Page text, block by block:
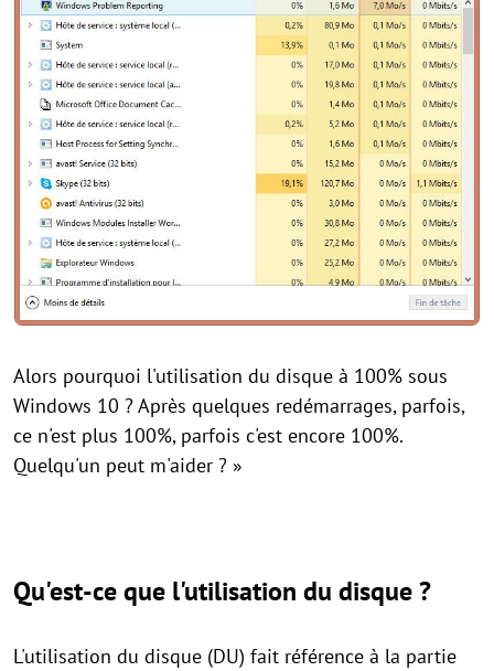
Alors pourquoi l'utilisation du disque à 100% sous
Windows 10 ? Après quelques redémarrages, parfois,
ce n'est plus 100%, parfois c'est encore 100%.
Quelqu'un peut m'aider ? »
Qu'est-ce que l'utilisation du disque ?
L'utilisation du disque (DU) fait référence à la partie